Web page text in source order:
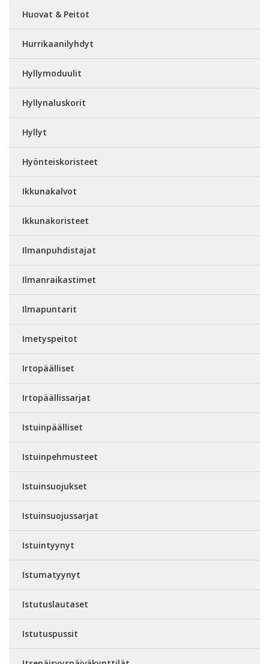
Huovat & Peitot
Hurrikaanilyhdyt
Hyllymoduulit
Hyllynaluskorit
Hyllyt
Hyönteiskoristeet
Ikkunakalvot
Ikkunakoristeet
Ilmanpuhdistajat
Ilmanraikastimet
Ilmapuntarit
Imetyspeitot
Irtopäälliset
Irtopäällissarjat
Istuinpäälliset
Istuinpehmusteet
Istuinsuojukset
Istuinsuojussarjat
Istuintyynyt
Istumatyynyt
Istutuslautaset
Istutuspussit